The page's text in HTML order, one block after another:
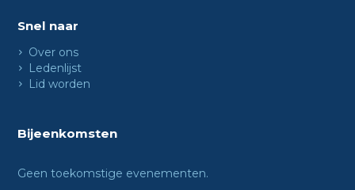
Snel naar
Over ons
Ledenlijst
Lid worden
Bijeenkomsten
Geen toekomstige evenementen.